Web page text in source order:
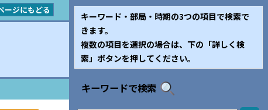
ージにもどる
キーワード・部局・時期の3つの項目で検索で
きます。
複数の項目を選択の場合は、下の「詳しく検
索」ボタンを押してください。
キーワードで検索